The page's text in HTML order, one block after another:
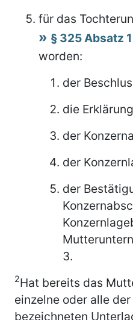
für das
§ 325 Absatz
worden:
der
die
der
der
der
3.
2Hat bereits das
einzelne oder alle
bezeichneten